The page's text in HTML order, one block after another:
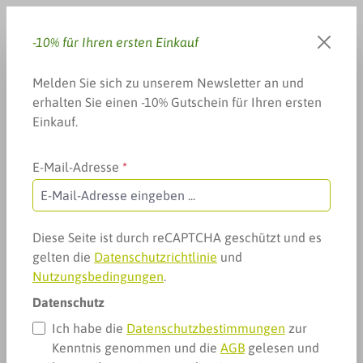
Du hast 0 Produkte auf dem
Warenkorb
Arzneimittel & mehr
Hautpflege
Avène Sonnenfluid SPF 50+ mit
Duftstoffen
-10% für Ihren ersten Einkauf
Melden Sie sich zu unserem Newsletter an und
erhalten Sie einen -10% Gutschein für Ihren ersten
Einkauf.
E-Mail-Adresse *
Diese Seite ist durch reCAPTCHA geschützt und es
gelten die Datenschutzrichtlinie und
Nutzungsbedingungen.
Datenschutz
Ich habe die Datenschutzbestimmungen zur
Kenntnis genommen und die AGB gelesen und